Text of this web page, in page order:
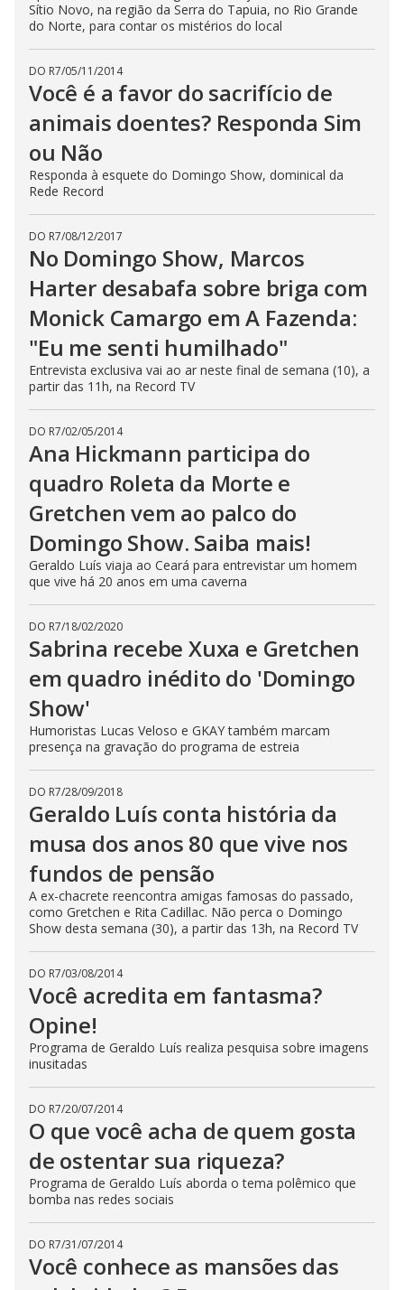
Sítio Novo, na região da Serra do Tapuia, no Rio Grande
do Norte, para contar os mistérios do local
DO R7/05/11/2014
Você é a favor do sacrifício de
animais doentes? Responda Sim
ou Não
Responda à esquete do Domingo Show, dominical da
Rede Record
DO R7/08/12/2017
No Domingo Show, Marcos
Harter desabafa sobre briga com
Monick Camargo em A Fazenda:
"Eu me senti humilhado"
Entrevista exclusiva vai ao ar neste final de semana (10), a
partir das 11h, na Record TV
DO R7/02/05/2014
Ana Hickmann participa do
quadro Roleta da Morte e
Gretchen vem ao palco do
Domingo Show. Saiba mais!
Geraldo Luís viaja ao Ceará para entrevistar um homem
que vive há 20 anos em uma caverna
DO R7/18/02/2020
Sabrina recebe Xuxa e Gretchen
em quadro inédito do 'Domingo
Show'
Humoristas Lucas Veloso e GKAY também marcam
presença na gravação do programa de estreia
DO R7/28/09/2018
Geraldo Luís conta história da
musa dos anos 80 que vive nos
fundos de pensão
A ex-chacrete reencontra amigas famosas do passado,
como Gretchen e Rita Cadillac. Não perca o Domingo
Show desta semana (30), a partir das 13h, na Record TV
DO R7/03/08/2014
Você acredita em fantasma?
Opine!
Programa de Geraldo Luís realiza pesquisa sobre imagens
inusitadas
DO R7/20/07/2014
O que você acha de quem gosta
de ostentar sua riqueza?
Programa de Geraldo Luís aborda o tema polêmico que
bomba nas redes sociais
DO R7/31/07/2014
Você conhece as mansões das